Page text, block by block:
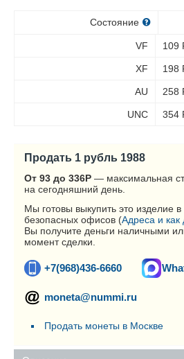
Состояние
VF 109
XF 198
AU 258
UNC 354
Продать 1 рубль 1988
От 93 до 336Р — максимальная
на сегодняшний день.
Мы готовы выкупить это изделие
безопасных офисов (Адреса и как
Вы получите деньги наличными
момент сделки.
+7(968)436-6660
moneta@nummi.ru
Продать монеты в Москве